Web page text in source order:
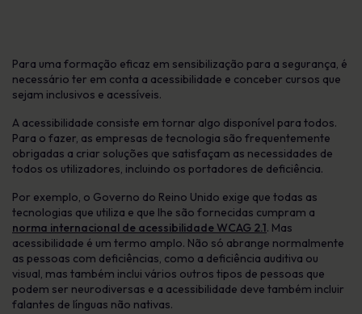
Para uma formação eficaz em sensibilização para a segurança, é
necessário ter em conta a acessibilidade e conceber cursos que
sejam inclusivos e acessíveis.
A acessibilidade consiste em tornar algo disponível para todos.
Para o fazer, as empresas de tecnologia são frequentemente
obrigadas a criar soluções que satisfaçam as necessidades de
todos os utilizadores, incluindo os portadores de deficiência.
Por exemplo, o Governo do Reino Unido exige que todas as
tecnologias que utiliza e que lhe são fornecidas cumpram a
norma internacional de acessibilidade WCAG 2.1. Mas
acessibilidade é um termo amplo. Não só abrange normalmente
as pessoas com deficiências, como a deficiência auditiva ou
visual, mas também inclui vários outros tipos de pessoas que
podem ser neurodiversas e a acessibilidade deve também incluir
falantes de línguas não nativas.